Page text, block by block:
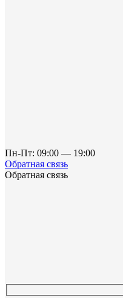
Пн-Пт: 09:00 — 19:00
Обратная связь
Обратная связь